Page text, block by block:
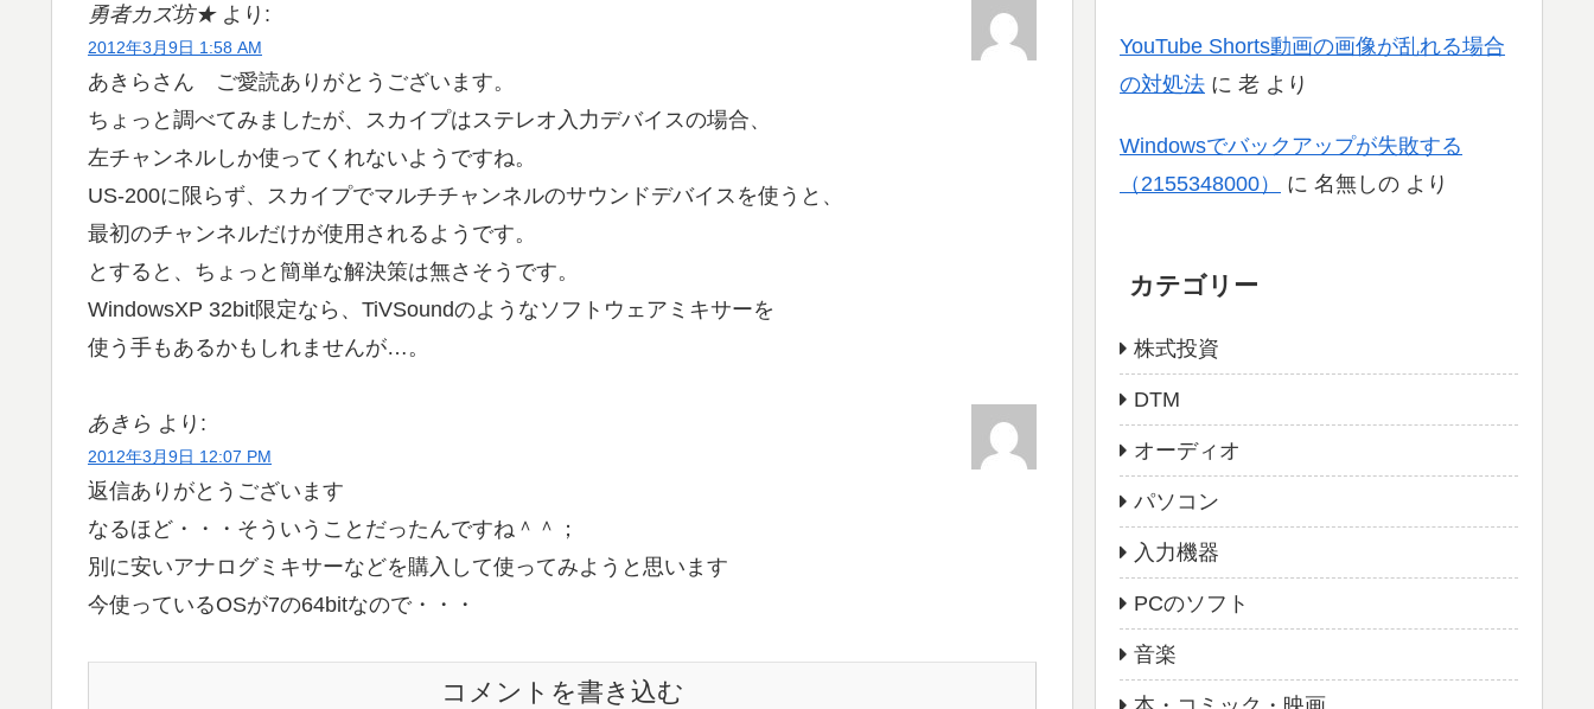
勇者カズ坊★ より:
2012年3月9日 1:58 AM
あきらさん ご愛読ありがとうございます。
ちょっと調べてみましたが、スカイプはステレオ入力デバイスの場合、
左チャンネルしか使ってくれないようですね。
US-200に限らず、スカイプでマルチチャンネルのサウンドデバイスを使うと、
最初のチャンネルだけが使用されるようです。
とすると、ちょっと簡単な解決策は無さそうです。
WindowsXP 32bit限定なら、TiVSoundのようなソフトウェアミキサーを
使う手もあるかもしれませんが…。
あきら より:
2012年3月9日 12:07 PM
返信ありがとうございます
なるほど・・・そういうことだったんですね＾＾；
別に安いアナログミキサーなどを購入して使ってみようと思います
今使っているOSが7の64bitなので・・・
コメントを書き込む
YouTube Shorts動画の画像が乱れる場合
の対処法 に 老 より
Windowsでバックアップが失敗する
（2155348000）
に 名無しの より
カテゴリー
株式投資
DTM
オーディオ
パソコン
入力機器
PCのソフト
音楽